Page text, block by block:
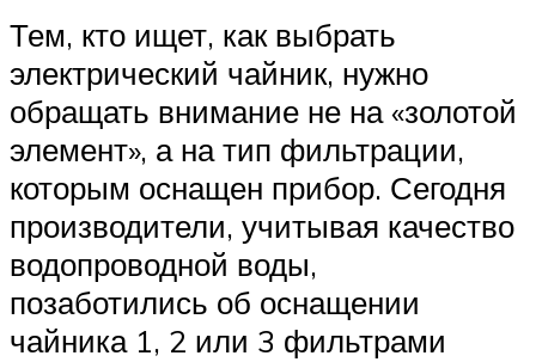
Тем, кто ищет, как выбрать
электрический чайник, нужно
обращать внимание не на «золотой
элемент», а на тип фильтрации,
которым оснащен прибор. Сегодня
производители, учитывая качество
водопроводной воды,
позаботились об оснащении
чайника 1, 2 или 3 фильтрами